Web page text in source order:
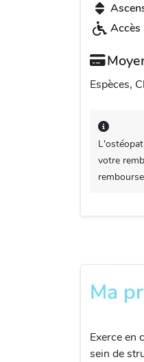
Accès
Espèces,
votre
Ma
Exerce en
sein de